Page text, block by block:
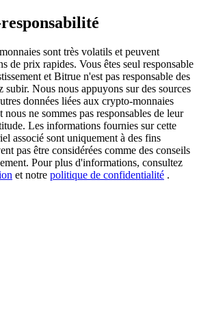
Exclusive 10% APR
| Daily Rewards
Fest
Win 200,000 USDT
sont très volatils et peuvent
de prix rapides. Vous êtes seul responsable
et Bitrue n'est pas responsable des
subir. Nous nous appuyons sur des sources
données liées aux crypto-monnaies
nous ne sommes pas responsables de leur
Les informations fournies sur cette
associé sont uniquement à des fins
pas être considérées comme des conseils
Pour plus d'informations, consultez
et notre politique de confidentialité .